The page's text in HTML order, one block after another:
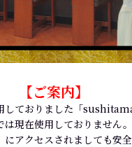
【ご案内】
しておりました「
は現在使用しておりません。
アクセスされましても安